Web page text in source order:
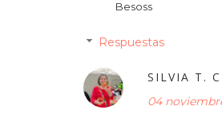
Besoss
Respuestas
SILVIA T.
04